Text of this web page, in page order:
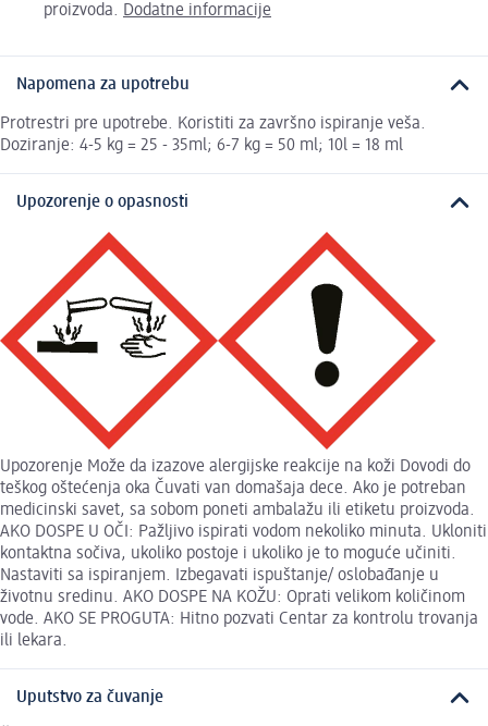
proizvoda. Dodatne informacije
Napomena za upotrebu
Protrestri pre upotrebe. Koristiti za završno ispiranje veša.
Doziranje: 4-5 kg = 25 - 35ml; 6-7 kg = 50 ml; 10l = 18 ml
Upozorenje o opasnosti
Upozorenje Može da izazove alergijske reakcije na koži Dovodi do
teškog oštećenja oka Čuvati van domašaja dece. Ako je potreban
medicinski savet, sa sobom poneti ambalažu ili etiketu proizvoda.
AKO DOSPE U OČI: Pažljivo ispirati vodom nekoliko minuta. Ukloniti
kontaktna sočiva, ukoliko postoje i ukoliko je to moguće učiniti.
Nastaviti sa ispiranjem. Izbegavati ispuštanje/ oslobađanje u
životnu sredinu. AKO DOSPE NA KOŽU: Oprati velikom količinom
vode. AKO SE PROGUTA: Hitno pozvati Centar za kontrolu trovanja
ili lekara.
Uputstvo za čuvanje